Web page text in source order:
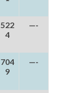
522
4
—-
704
9
—-